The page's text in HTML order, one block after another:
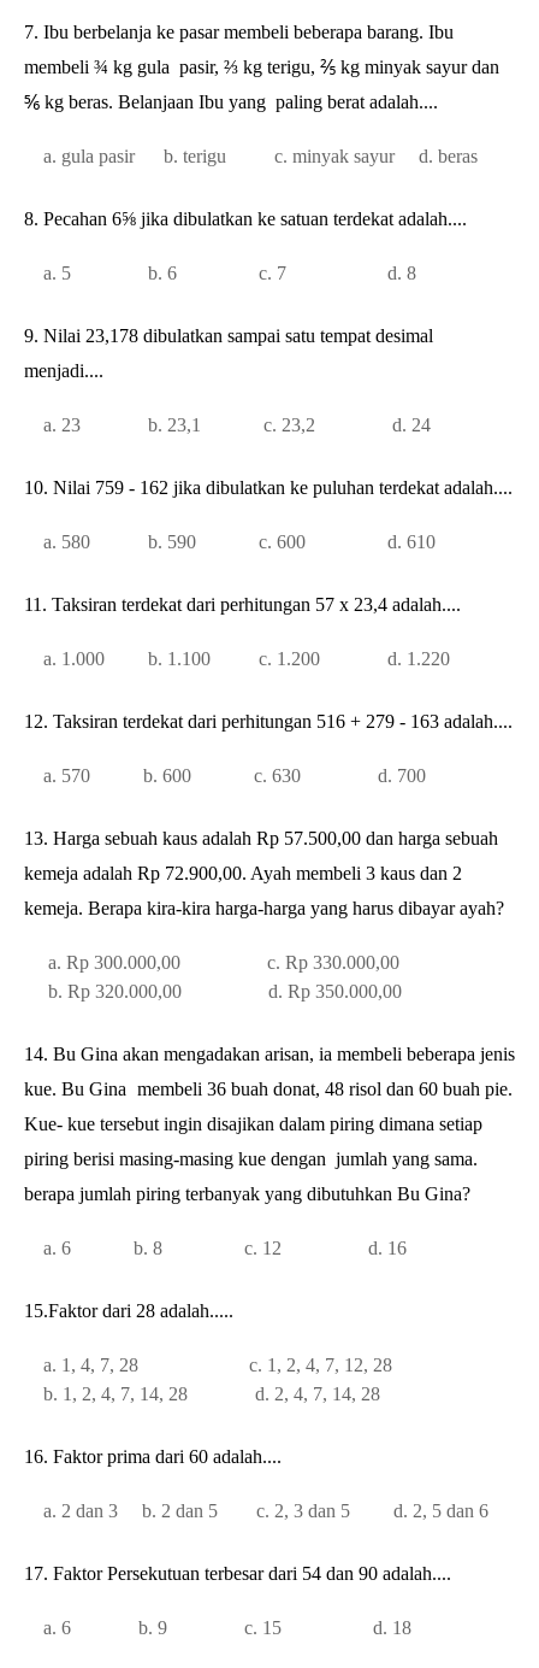
7. Ibu berbelanja ke pasar membeli beberapa barang. Ibu
membeli ¾ kg gula pasir, ⅔ kg terigu, ⅖ kg minyak sayur dan
⅚ kg beras. Belanjaan Ibu yang paling berat adalah....
a. gula pasir b. terigu c. minyak sayur d. beras
8. Pecahan 6⅝ jika dibulatkan ke satuan terdekat adalah....
a. 5 b. 6 c. 7 d. 8
9. Nilai 23,178 dibulatkan sampai satu tempat desimal
menjadi....
a. 23 b. 23,1 c. 23,2 d. 24
10. Nilai 759 - 162 jika dibulatkan ke puluhan terdekat adalah....
a. 580 b. 590 c. 600 d. 610
11. Taksiran terdekat dari perhitungan 57 x 23,4 adalah....
a. 1.000 b. 1.100 c. 1.200 d. 1.220
12. Taksiran terdekat dari perhitungan 516 + 279 - 163 adalah....
a. 570 b. 600 c. 630 d. 700
13. Harga sebuah kaus adalah Rp 57.500,00 dan harga sebuah
kemeja adalah Rp 72.900,00. Ayah membeli 3 kaus dan 2
kemeja. Berapa kira-kira harga-harga yang harus dibayar ayah?
a. Rp 300.000,00 c. Rp 330.000,00
b. Rp 320.000,00 d. Rp 350.000,00
14. Bu Gina akan mengadakan arisan, ia membeli beberapa jenis
kue. Bu Gina membeli 36 buah donat, 48 risol dan 60 buah pie.
Kue- kue tersebut ingin disajikan dalam piring dimana setiap
piring berisi masing-masing kue dengan jumlah yang sama.
berapa jumlah piring terbanyak yang dibutuhkan Bu Gina?
a. 6 b. 8 c. 12 d. 16
15.Faktor dari 28 adalah.....
a. 1, 4, 7, 28 c. 1, 2, 4, 7, 12, 28
b. 1, 2, 4, 7, 14, 28 d. 2, 4, 7, 14, 28
16. Faktor prima dari 60 adalah....
a. 2 dan 3 b. 2 dan 5 c. 2, 3 dan 5 d. 2, 5 dan 6
17. Faktor Persekutuan terbesar dari 54 dan 90 adalah....
a. 6 b. 9 c. 15 d. 18